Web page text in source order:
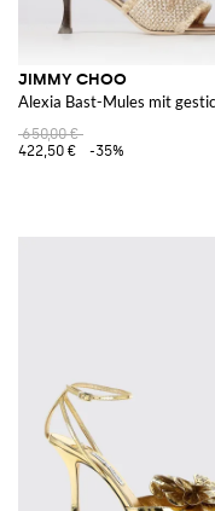
JIMMY CHOO
Alexia Bast-Mules mit
650,00 €
422,50 €
-35%